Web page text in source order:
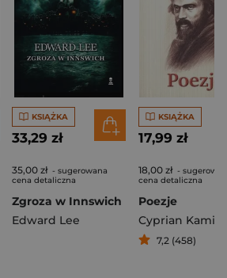
KSIĄŻKA
33,29 zł
35,00 zł - sugerowana
cena detaliczna
Zgroza w Innswich
Edward Lee
KSIĄŻKA
17,99 zł
18,00 zł -
cena detaliczna
Poezje
7,2 (458)